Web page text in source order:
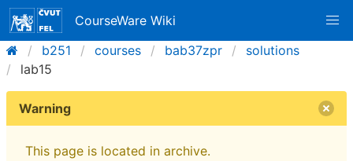
CourseWare Wiki
b251
courses bab37zpr
solutions
lab15
Warning
This page is located in archive.